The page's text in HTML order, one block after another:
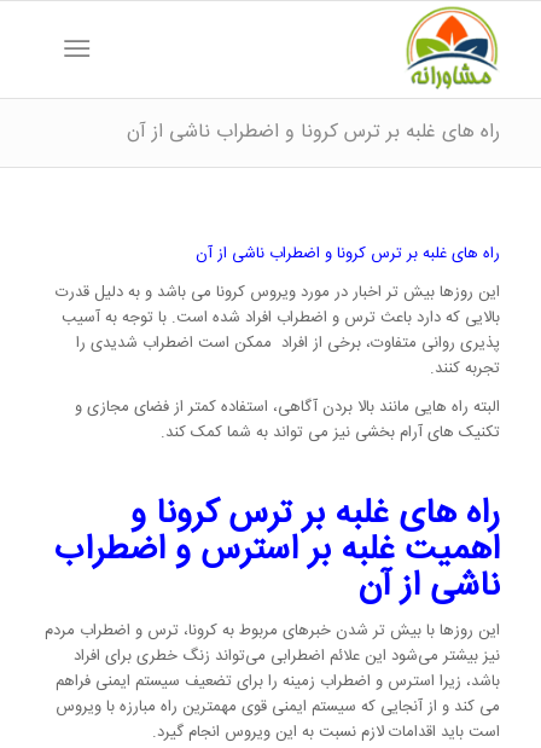
راه های غلبه بر ترس کرونا و اضطراب ناشی از آن
راه های غلبه بر ترس کرونا و اضطراب ناشی از آن
این روزها بیش تر اخبار در مورد ویروس کرونا می باشد و به دلیل قدرت
بالایی که دارد باعث ترس و اضطراب افراد شده است. با توجه به آسیب
پذیری روانی متفاوت، برخی از افراد ممکن است اضطراب شدیدی را
تجربه کنند.
البته راه هایی مانند بالا بردن آگاهی، استفاده کمتر از فضای مجازی و
تکنیک های آرام بخشی نیز می تواند به شما کمک کند.
راه های غلبه بر ترس کرونا و
اهمیت غلبه بر استرس و اضطراب
ناشی از آن
این روزها با بیش تر شدن خبرهای مربوط به کرونا، ترس و اضطراب مردم
نیز بیشتر می‌شود این علائم اضطرابی می‌تواند زنگ خطری برای افراد
باشد، زیرا استرس و اضطراب زمینه را برای تضعیف سیستم ایمنی فراهم
می کند و از آنجایی که سیستم ایمنی قوی مهمترین راه مبارزه با ویروس
است باید اقدامات لازم نسبت به این ویروس انجام گیرد.